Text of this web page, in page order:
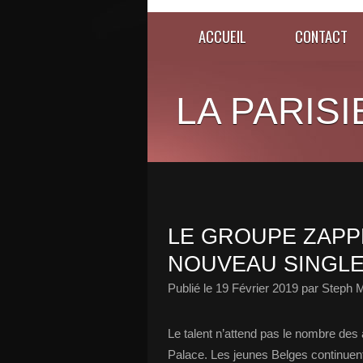
ACCUEIL CONTACT
LA
LE GROUPE
NOUVEAU
Publié le 19 Février 2019 par Steph
Le talent n’attend pas le nombre
Palace. Les jeunes Belges